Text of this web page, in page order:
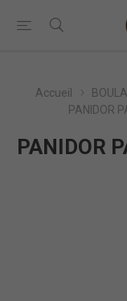
Accueil
PANIDOR
PANIDOR